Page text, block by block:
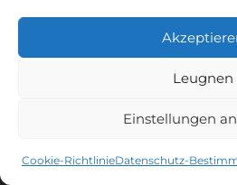
Leugnen
Einstellungen
Cookie-RichtlinieDatenschutz-
C/ Enrique Villar, 13 - 1C
30008 Murcia, Spanien
+34 968 900 325